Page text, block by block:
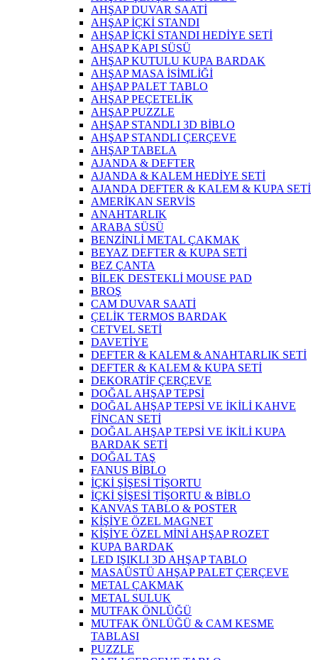
AHŞAP DUVAR SAATİ
AHŞAP İÇKİ STANDI
AHŞAP İÇKİ STANDI HEDİYE SETİ
AHŞAP KAPI SÜSÜ
AHŞAP KUTULU KUPA BARDAK
AHŞAP MASA İSİMLİĞİ
AHŞAP PALET TABLO
AHŞAP PEÇETELİK
AHŞAP PUZZLE
AHŞAP STANDLI 3D BİBLO
AHŞAP STANDLI ÇERÇEVE
AHŞAP TABELA
AJANDA & DEFTER
AJANDA & KALEM HEDİYE SETİ
AJANDA DEFTER & KALEM & KUPA SETİ
AMERİKAN SERVİS
ANAHTARLIK
ARABA SÜSÜ
BENZİNLİ METAL ÇAKMAK
BEYAZ DEFTER & KUPA SETİ
BEZ ÇANTA
BİLEK DESTEKLİ MOUSE PAD
BROŞ
CAM DUVAR SAATİ
ÇELİK TERMOS BARDAK
CETVEL SETİ
DAVETİYE
DEFTER & KALEM & ANAHTARLIK SETİ
DEFTER & KALEM & KUPA SETİ
DEKORATİF ÇERÇEVE
DOĞAL AHŞAP TEPSİ
DOĞAL AHŞAP TEPSİ VE İKİLİ KAHVE
FİNCAN SETİ
DOĞAL AHŞAP TEPSİ VE İKİLİ KUPA
BARDAK SETİ
DOĞAL TAŞ
FANUS BİBLO
İÇKİ ŞİŞESİ TİŞORTU
İÇKİ ŞİŞESİ TİŞORTU & BİBLO
KANVAS TABLO & POSTER
KİŞİYE ÖZEL MAGNET
KİŞİYE ÖZEL MİNİ AHŞAP ROZET
KUPA BARDAK
LED IŞIKLI 3D AHŞAP TABLO
MASAÜSTÜ AHŞAP PALET ÇERÇEVE
METAL ÇAKMAK
METAL SULUK
MUTFAK ÖNLÜĞÜ
MUTFAK ÖNLÜĞÜ & CAM KESME
TABLASI
PUZZLE